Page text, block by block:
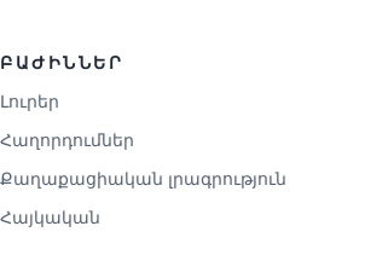
ԲԱԺԻՆՆԵՐ
Լուրեր
Հաղորդումներ
Քաղաքացիական լրագրություն
Հայկական